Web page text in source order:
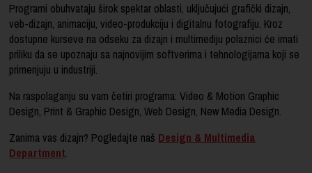
Programi obuhvataju širok spektar oblasti, uključujući grafički dizajn,
veb-dizajn, animaciju, video-produkciju i digitalnu fotografiju. Kroz
dostupne kurseve na odseku za dizajn i multimediju polaznici će imati
priliku da se upoznaju sa najnovijim softverima i tehnologijama koji se
primenjuju u industriji.
Na raspolaganju su vam četiri programa: Video & Motion Graphic
Design, Print & Graphic Design, Web Design, New Media Design.
Zanima vas dizajn? Pogledajte naš Design & Multimedia
Department.